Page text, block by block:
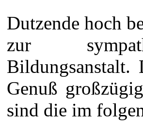
Dutzende hoch
zur
Genuß
sind die im